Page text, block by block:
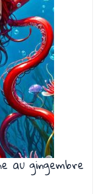
au gingembre